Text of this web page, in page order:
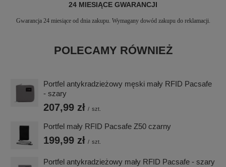
24 MIESIĄCE GWARANCJI
Gwarancja 24 miesiące od dnia zakupu. Wymagany dowód zakupu do reklamacji.
POLECAMY RÓWNIEŻ
Portfel antykradzieżowy męski mały RFID Pacsafe
- szary
207,99 zł / szt.
Portfel mały RFID Pacsafe Z50 czarny
199,99 zł / szt.
Portfel antykradzieżowy mały RFID Pacsafe - szary